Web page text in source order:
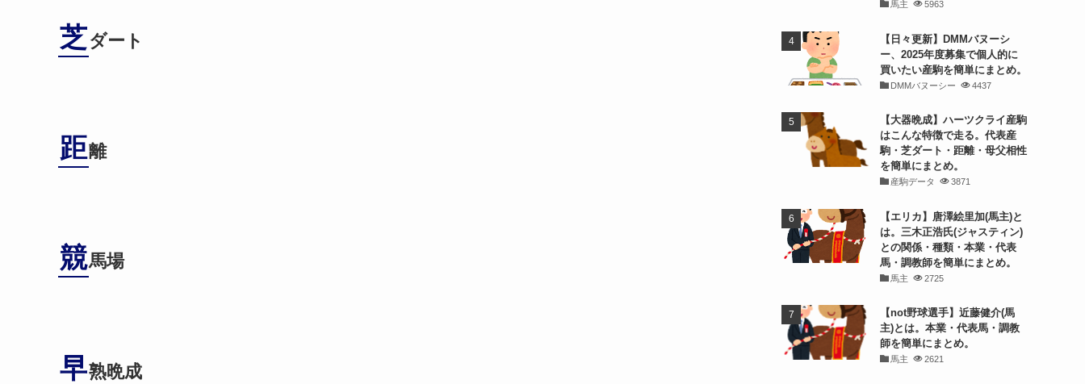
芝ダート
距離
競馬場
早熟晩成
馬主 5963
【日々更新】DMMバヌーシ
ー、2025年度募集で個人的に
買いたい産駒を簡単にまとめ。
DMMバヌーシー 4437
【大器晩成】ハーツクライ産駒
はこんな特徴で走る。代表産
駒・芝ダート・距離・母父相性
を簡単にまとめ。
産駒データ 3871
【エリカ】唐澤絵里加(馬主)と
は。三木正浩氏(ジャスティン)
との関係・種類・本業・代表
馬・調教師を簡単にまとめ。
馬主 2725
【not野球選手】近藤健介(馬
主)とは。本業・代表馬・調教
師を簡単にまとめ。
馬主 2621